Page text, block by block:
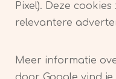
Pixel). Deze
relevantere
Meer informatie